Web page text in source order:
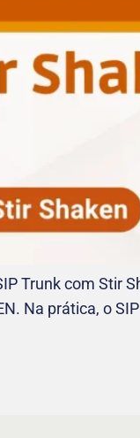
Trunk com
Na prática, o